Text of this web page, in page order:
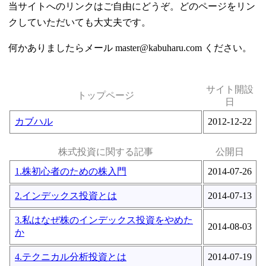
当サイトへのリンクはご自由にどうぞ。どのページをリン
クしていただいても大丈夫です。
何かありましたらメール master@kabuharu.com ください。
トップページ
サイト開設
日
カブハル
2012-12-22
株式投資に関する記事
公開日
1.株初心者のための株入門
2014-07-26
2.インデックス投資とは 2014-07-13
3.私はなぜ株のインデックス投資をやめた
か
2014-08-03
4.テクニカル分析投資とは 2014-07-19